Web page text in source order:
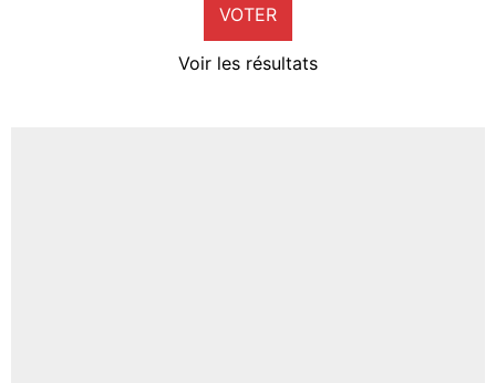
VOTER
Voir les résultats